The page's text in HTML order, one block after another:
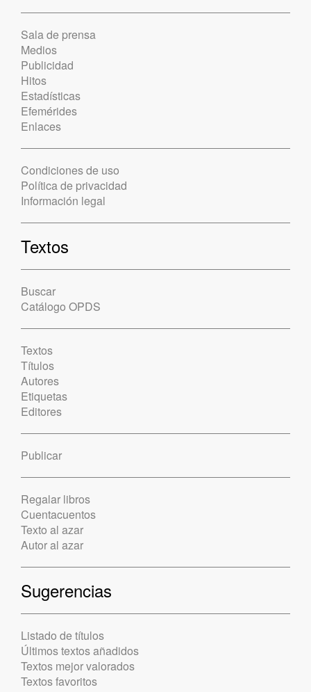
Sala de prensa
Medios
Publicidad
Hitos
Estadísticas
Efemérides
Enlaces
Condiciones de uso
Política de privacidad
Información legal
Textos
Buscar
Catálogo OPDS
Textos
Títulos
Autores
Etiquetas
Editores
Publicar
Regalar libros
Cuentacuentos
Texto al azar
Autor al azar
Sugerencias
Listado de títulos
Últimos textos añadidos
Textos mejor valorados
Textos favoritos